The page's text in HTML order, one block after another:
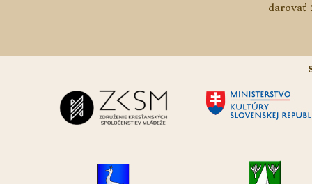
darovať